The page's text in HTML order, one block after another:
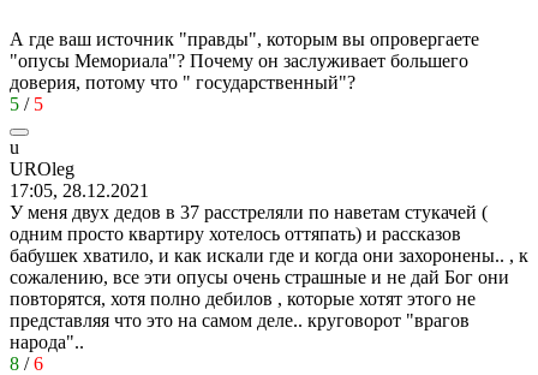
А где ваш источник "правды", которым вы опровергаете
"опусы Мемориала"? Почему он заслуживает большего
доверия, потому что " государственный"?
5 / 5
u
UROleg
17:05, 28.12.2021
У меня двух дедов в 37 расстреляли по наветам стукачей (
одним просто квартиру хотелось оттяпать) и рассказов
бабушек хватило, и как искали где и когда они захоронены.. , к
сожалению, все эти опусы очень страшные и не дай Бог они
повторятся, хотя полно дебилов , которые хотят этого не
представляя что это на самом деле.. круговорот "врагов
народа"..
8 /6